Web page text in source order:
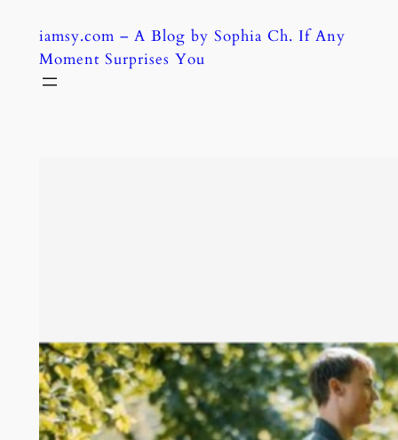
content
iamsy.com – A Blog by Sophia Ch. If Any
Moment Surprises You